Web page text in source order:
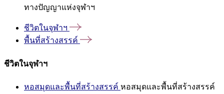
ทางปัญญาแห่งจุฬาฯ
ชีวิตในจุฬาฯ
พื้นที่สร้างสรรค์
ชีวิตในจุฬาฯ
หอสมุดและพื้นที่สร้างสรรค์ หอสมุดและพื้นที่สร้างสรรค์